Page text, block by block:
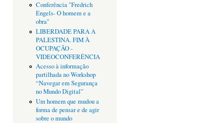
Conferência "Fredrich
Engels- O homem e a
obra"
LIBERDADE PARA A
PALESTINA. FIM À
OCUPAÇÃO -
VIDEOCONFERÊNCIA
Acesso à informação
partilhada no Workshop
“Navegar em Segurança
no Mundo Digital”
Um homem que mudou a
forma de pensar e de agir
sobre o mundo